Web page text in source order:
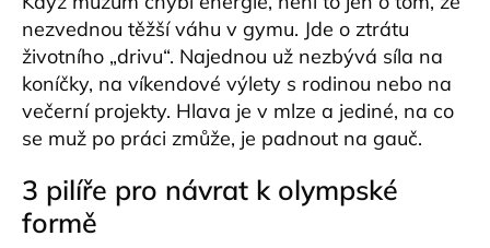
nezvednou těžší váhu v gymu. Jde o ztrátu
životního „drivu“. Najednou už nezbývá síla na
koníčky, na víkendové výlety s rodinou nebo na
večerní projekty. Hlava je v mlze a jediné, na co
se muž po práci zmůže, je padnout na gauč.
3 pilíře pro návrat k olympské
formě
u
j
e
m
e